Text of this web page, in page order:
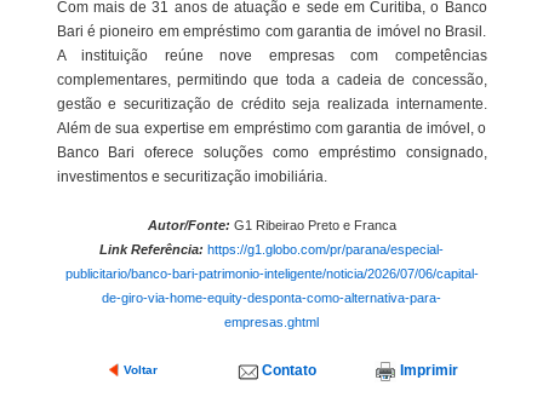
Com mais de 31 anos de atuação e sede em Curitiba, o Banco
Bari é pioneiro em empréstimo com garantia de imóvel no Brasil.
A instituição reúne nove empresas com competências
complementares, permitindo que toda a cadeia de concessão,
gestão e securitização de crédito seja realizada internamente.
Além de sua expertise em empréstimo com garantia de imóvel, o
Banco Bari oferece soluções como empréstimo consignado,
investimentos e securitização imobiliária.
Autor/Fonte: G1 Ribeirao Preto e Franca
Link Referência: https://g1.globo.com/pr/parana/especial-
publicitario/banco-bari-patrimonio-inteligente/noticia/2026/07/06/capital-
de-giro-via-home-equity-desponta-como-alternativa-para-
empresas.ghtml
Voltar Contato Imprimir